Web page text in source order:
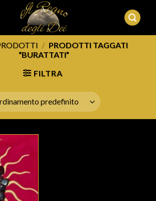
/ PRODOTTI TAGGATI
“BURATTATI”
FILTRA